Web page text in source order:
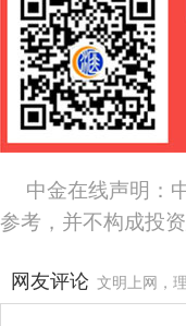
中金在线声明：
参考，并不构成投
网友评论 文明上网，